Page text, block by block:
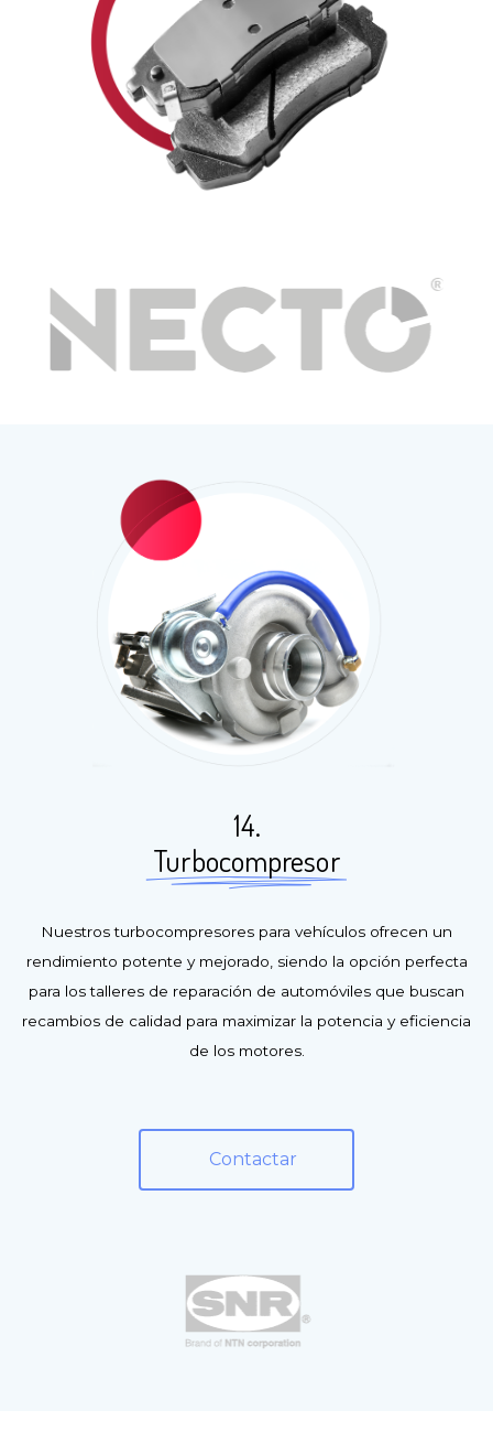
14.
Turbocompresor
Nuestros turbocompresores para vehículos ofrecen un
rendimiento potente y mejorado, siendo la opción perfecta
para los talleres de reparación de automóviles que buscan
recambios de calidad para maximizar la potencia y eficiencia
de los motores.
Contactar